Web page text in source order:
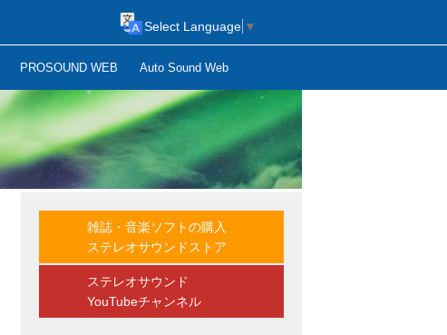
PROSOUND WEB Auto Sound Web
Select Language ▼
雑誌・音楽ソフトの購入
ステレオサウンドストア
ステレオサウンド
YouTubeチャンネル